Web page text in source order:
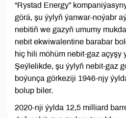
“Rystad Energy”
görä, şu ýylyň ýanwar-noýabr
nebitiň we gazyň umumy
nebit ekwiwalentine barabar
hiç hili möhüm nebit-gaz açyşy
Şeýlelikde, şu ýylyň nebit-gaz
boýunça görkeziji 1946-njy
bolup biler.
2020-nji ýylda 12,5 milliard